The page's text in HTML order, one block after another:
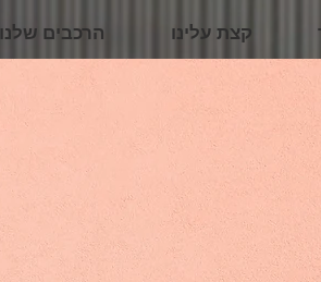
הרכבים שלנו קצת עלינו